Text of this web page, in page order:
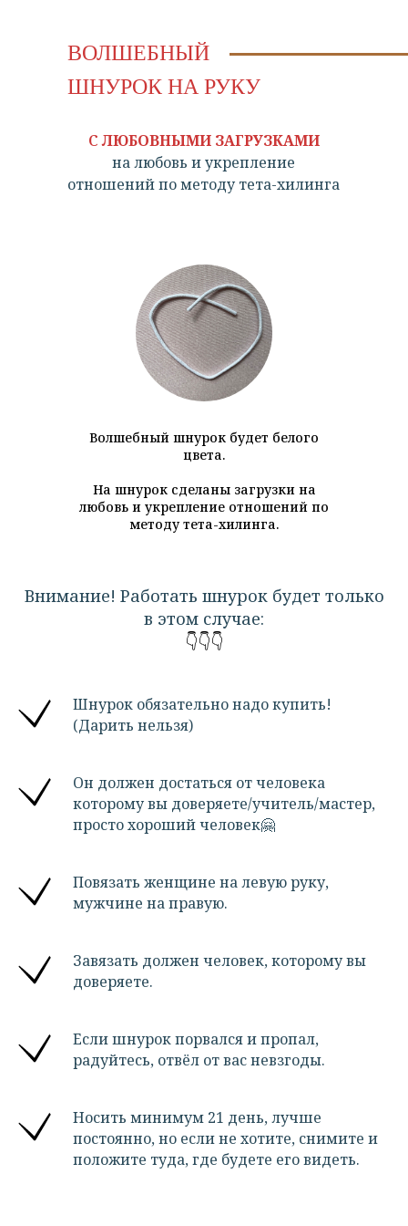
ВОЛШЕБНЫЙ
ШНУРОК НА РУКУ
СЛЮБОВНЫМИ ЗАГРУЗКАМИ
на любовь и укрепление
отношений по методу тета-хилинга
Волшебный шнурок будет белого
цвета.
На шнурок сделаны загрузки на
любовь и укрепление отношений по
методу тета-хилинга.
Внимание! Работать шнурок будет только
в этом случае:
👇👇👇
Шнурок обязательно надо купить!
(Дарить нельзя)
Он должен достаться от человека
которому вы доверяете/учитель/мастер,
просто хороший человек🤗
Повязать женщине на левую руку,
мужчине на правую.
Завязать должен человек, которому вы
доверяете.
Если шнурок порвался и пропал,
радуйтесь, отвёл от вас невзгоды.
Носить минимум 21 день, лучше
постоянно, но если не хотите, снимите и
положите туда, где будете его видеть.